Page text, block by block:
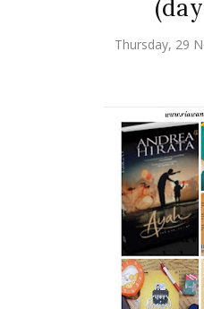
Thursday, 29